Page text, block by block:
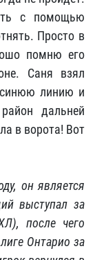
с помощью
Просто в
помню его
Саня взял
синюю линию и
дальней
в ворота! Вот
он является
выступал за
после чего
Онтарио за